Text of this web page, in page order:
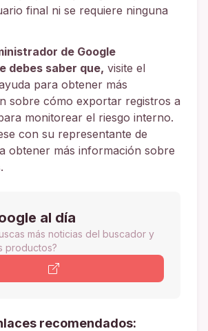
final ni se requiere ninguna
de Google
debes saber que, visite el
para obtener más
sobre cómo exportar registros a
monitorear el riesgo interno.
con su representante de
obtener más información sobre
al día
más noticias del buscador y
productos?
recomendados: